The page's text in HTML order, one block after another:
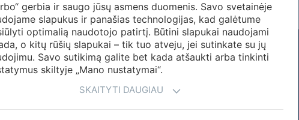
ruloninės dangos serijos Flotex Sottsass
gerbia ir saugo jūsų asmens duomenis. Savo svetainėje
slapukus ir panašias technologijas, kad galėtume
optimalią naudotojo patirtį. Būtini slapukai naudojami
o kitų rūšių slapukai – tik tuo atveju, jei sutinkate su jų
Savo sutikimą galite bet kada atšaukti arba tinkinti
skiltyje „Mano nustatymai“.
SKAITYTI DAUGIAU